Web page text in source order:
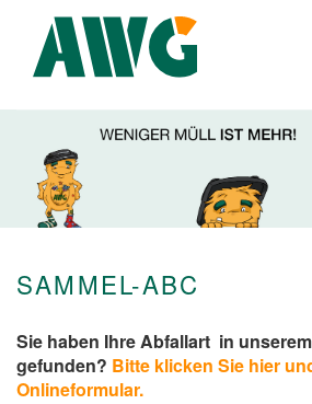
SAMMEL-ABC
Sie haben Ihre Abfallart in
gefunden? Bitte klicken Sie hier
Onlineformular.